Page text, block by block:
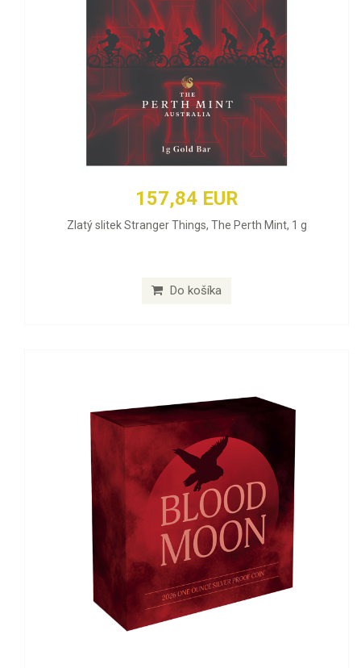
157,84 EUR
Zlatý slitek Stranger Things, The Perth Mint, 1 g
Do košíka